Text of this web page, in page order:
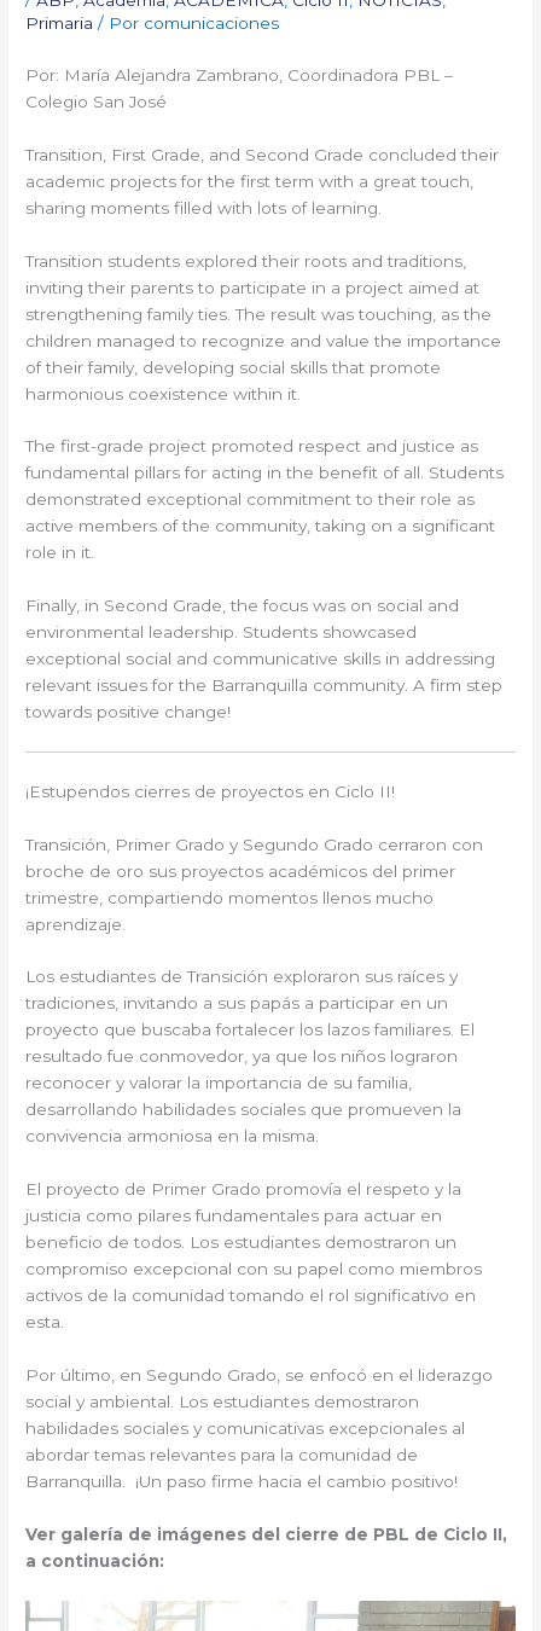
Primaria / Por comunicaciones
Por: María Alejandra Zambrano, Coordinadora PBL –
Colegio San José
Transition, First Grade, and Second Grade concluded their
academic projects for the first term with a great touch,
sharing moments filled with lots of learning.
Transition students explored their roots and traditions,
inviting their parents to participate in a project aimed at
strengthening family ties. The result was touching, as the
children managed to recognize and value the importance
of their family, developing social skills that promote
harmonious coexistence within it.
The first-grade project promoted respect and justice as
fundamental pillars for acting in the benefit of all. Students
demonstrated exceptional commitment to their role as
active members of the community, taking on a significant
role in it.
Finally, in Second Grade, the focus was on social and
environmental leadership. Students showcased
exceptional social and communicative skills in addressing
relevant issues for the Barranquilla community. A firm step
towards positive change!
¡Estupendos cierres de proyectos en Ciclo II!
Transición, Primer Grado y Segundo Grado cerraron con
broche de oro sus proyectos académicos del primer
trimestre, compartiendo momentos llenos mucho
aprendizaje.
Los estudiantes de Transición exploraron sus raíces y
tradiciones, invitando a sus papás a participar en un
proyecto que buscaba fortalecer los lazos familiares. El
resultado fue conmovedor, ya que los niños lograron
reconocer y valorar la importancia de su familia,
desarrollando habilidades sociales que promueven la
convivencia armoniosa en la misma.
El proyecto de Primer Grado promovía el respeto y la
justicia como pilares fundamentales para actuar en
beneficio de todos. Los estudiantes demostraron un
compromiso excepcional con su papel como miembros
activos de la comunidad tomando el rol significativo en
esta.
Por último, en Segundo Grado, se enfocó en el liderazgo
social y ambiental. Los estudiantes demostraron
habilidades sociales y comunicativas excepcionales al
abordar temas relevantes para la comunidad de
Barranquilla. ¡Un paso firme hacia el cambio positivo!
Ver galería de imágenes del cierre de PBL de Ciclo II,
a continuación: